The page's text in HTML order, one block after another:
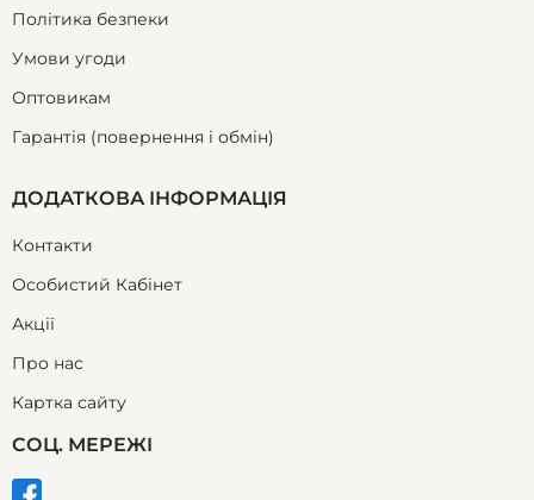
Політика безпеки
Умови угоди
Оптовикам
Гарантія (повернення і обмін)
ДОДАТКОВА ІНФОРМАЦІЯ
Контакти
Особистий Кабінет
Акції
Про нас
Картка сайту
СОЦ. МЕРЕЖІ